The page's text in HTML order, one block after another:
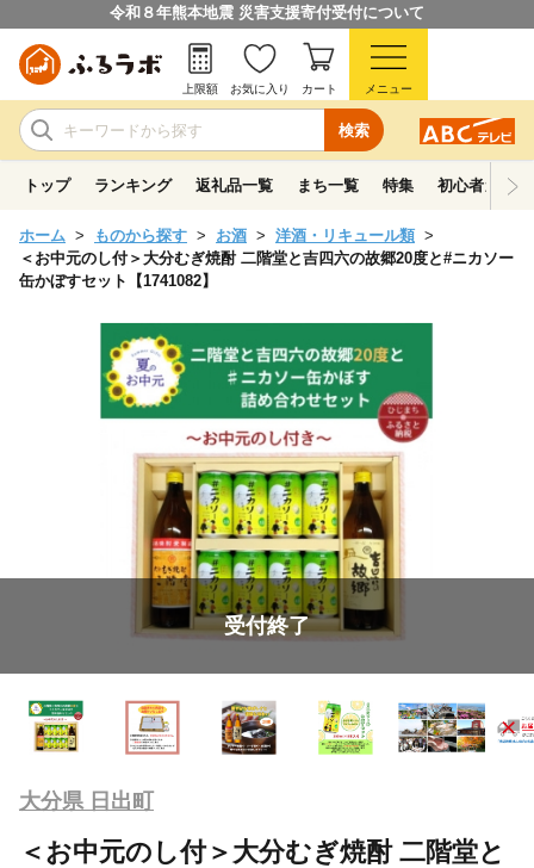
令和８年熊本地震 災害支援寄付受付について
検索
上限額 お気に入り カート メニュー
トップ ランキング 返礼品一覧 まち一覧 特集 初心者ガイド
ホーム ものから探す お酒
洋酒・リキュール類
＜お中元のし付＞大分むぎ焼酎 二階堂と吉四六の故郷20度と#ニカソー
缶かぼすセット【1741082】
受付終了
大分県 日出町
＜お中元のし付＞大分むぎ焼酎 二階堂と